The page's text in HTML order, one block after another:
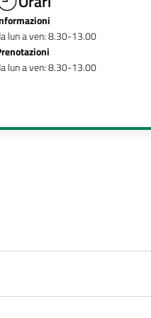
lun a ven: 8.30-13.00
lun a ven: 8.30-13.00